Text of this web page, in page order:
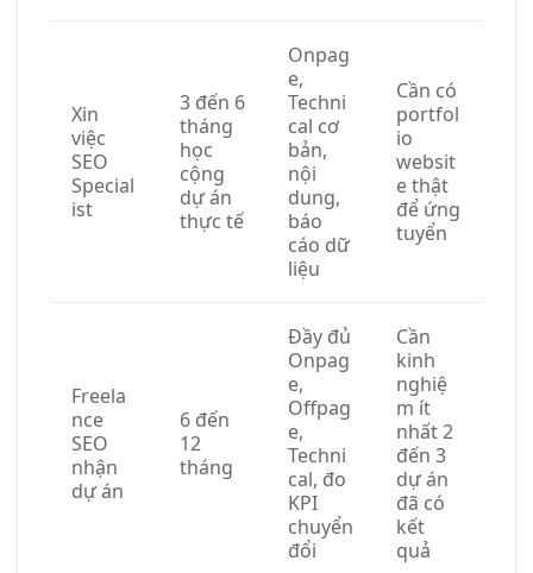
Xin
việc
SEO
Special
ist
3 đến 6
tháng
học
cộng
dự án
thực tế
Onpag
e,
Techni
cal cơ
bản,
nội
dung,
báo
cáo dữ
liệu
Cần có
portfol
io
websit
e thật
để ứng
tuyển
Freela
nce
SEO
nhận
dự án
6 đến
12
tháng
Đầy đủ
Onpag
e,
Offpag
e,
Techni
cal, đo
KPI
chuyển
đổi
Cần
kinh
nghiệ
m ít
nhất 2
đến 3
dự án
đã có
kết
quả